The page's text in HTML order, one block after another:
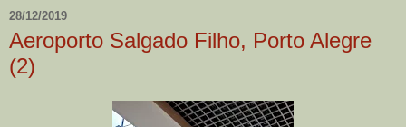
28/12/2019
Aeroporto Salgado Filho, Porto Alegre
(2)